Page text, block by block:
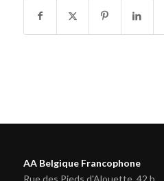
AA Belgique Francophone
Rue des Pieds d'Alouette, 42 b